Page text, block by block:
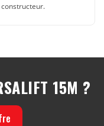
15M ?